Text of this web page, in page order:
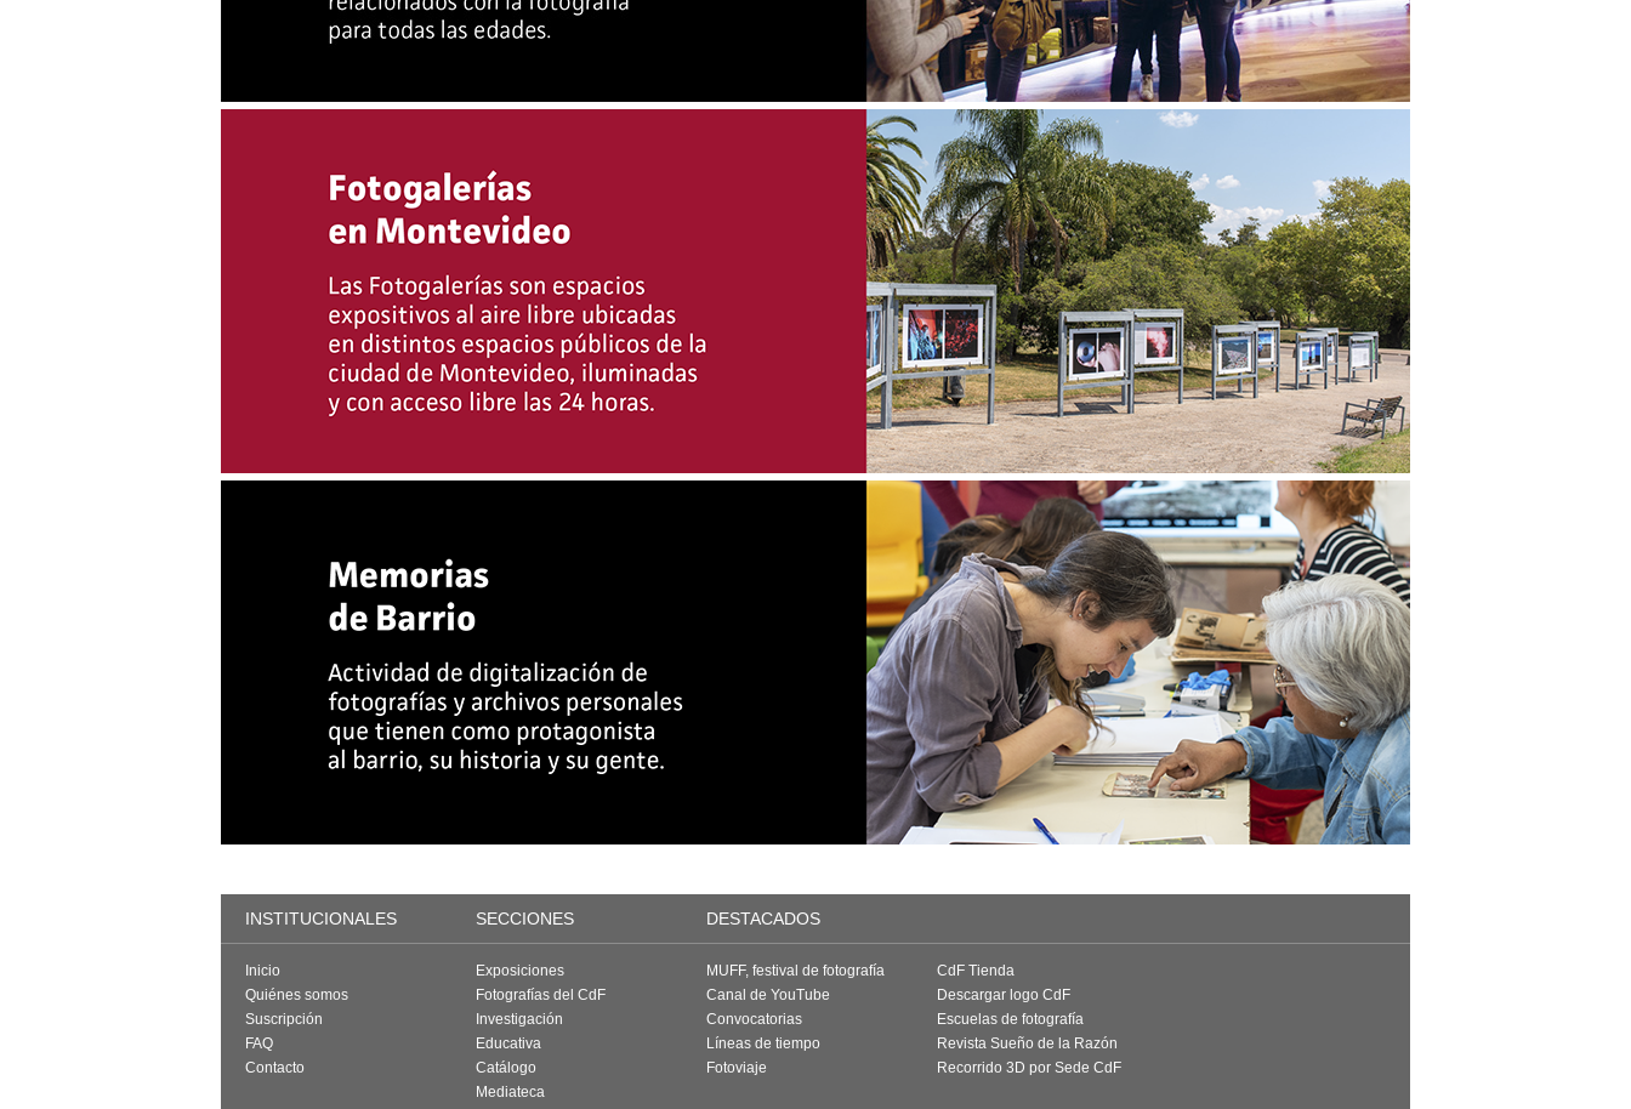
INSTITUCIONALES SECCIONES DESTACADOS
Inicio
Quiénes somos
Suscripción
FAQ
Contacto
Exposiciones
Fotografías del CdF
Investigación
Educativa
Catálogo
Mediateca
MUFF, festival de fotografía
Canal de YouTube
Convocatorias
Líneas de tiempo
Fotoviaje
CdF Tienda
Descargar logo CdF
Escuelas de fotografía
Revista Sueño de la Razón
Recorrido 3D por Sede CdF